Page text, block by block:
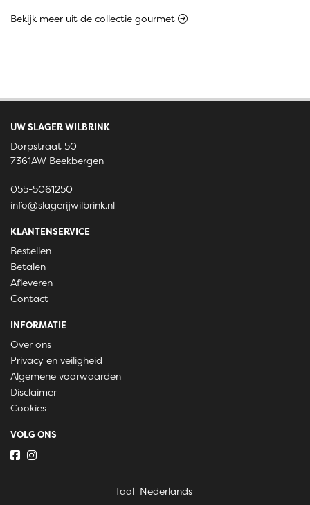
kruidnagel, koriander, lavaswortel, gember, fenegriek, dille,
Bekijk meer uit de collectie gourmet
UW SLAGER WILBRINK
Dorpstraat 50
7361AW Beekbergen
055-5061250
info@slagerijwilbrink.nl
KLANTENSERVICE
Bestellen
Betalen
Afleveren
Contact
INFORMATIE
Over ons
Privacy en veiligheid
Algemene voorwaarden
Disclaimer
Cookies
VOLG ONS
Taal